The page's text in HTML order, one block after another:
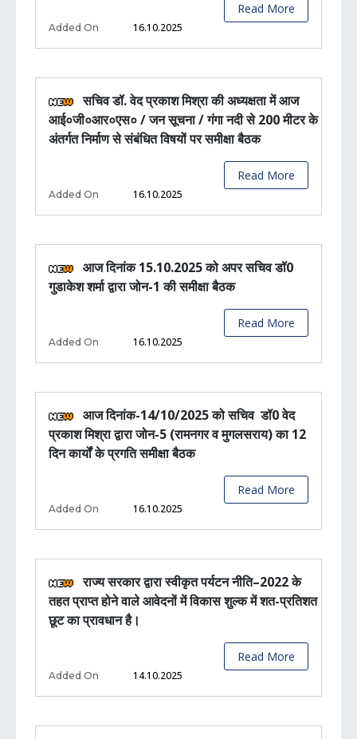
Read More
Added On 16.10.2025
सचिव डॉ. वेद प्रकाश मिश्रा की अध्यक्षता में आज
आई०जी०आर०एस० / जन सूचना / गंगा नदी से 200 मीटर के
अंतर्गत निर्माण से संबंधित विषयों पर समीक्षा बैठक
Read More
Added On 16.10.2025
आज दिनांक 15.10.2025 को अपर सचिव डॉ0
गुडाकेश शर्मा द्वारा जोन-1 की समीक्षा बैठक
Read More
Added On 16.10.2025
आज दिनांक-14/10/2025 को सचिव डॉ0 वेद
प्रकाश मिश्रा द्वारा जोन-5 (रामनगर व मुगलसराय) का 12
दिन कार्यों के प्रगति समीक्षा बैठक
Read More
Added On 16.10.2025
राज्य सरकार द्वारा स्वीकृत पर्यटन नीति–2022 के
तहत प्राप्त होने वाले आवेदनों में विकास शुल्क में शत-प्रतिशत
छूट का प्रावधान है।
Read More
Added On 14.10.2025